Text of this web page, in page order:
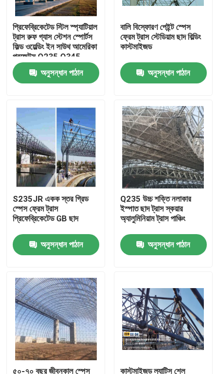
পণ্য
আমাদের সম্পর্কে
কারখানা ভ্রমণ
মান নিয়ন্ত্রণ
যোগাযোগ করুন
খবর
মামলা
ইস্পাত স্থান ফ্রেম
স্পেস ফ্রেম ট্রাস
প্রিফেব্রিকেটেড স্টিল স্প্যাটিয়াল
ট্রাস রুফ গ্যাস স্টেশন স্পোর্টস
ফিল্ড ওয়েল্ডিং ইন সাউথ আমেরিকা
প্রজেক্টস Q235 Q345
অনুসন্ধান পাঠান
বালি বিস্ফোরণ পেইন্ট স্পেস
ফ্রেম ট্রাস স্টেডিয়াম ছাদ বিল্ডিং
কাস্টমাইজড
অনুসন্ধান পাঠান
S235JR একক স্তর গ্রিড
স্পেস ফ্রেম ট্রাস
প্রিফেব্রিকেটেড GB ছাদ
অনুসন্ধান পাঠান
Q235 উচ্চ শক্তি নলাকার
ইস্পাত ছাদ ট্রাস স্কয়ার
অ্যালুমিনিয়াম ট্রাস পাঞ্চিং
অনুসন্ধান পাঠান
৫০-৭০ বছর জীবনকাল স্পেস
কাস্টমাইজড ল্যাটিস শেল